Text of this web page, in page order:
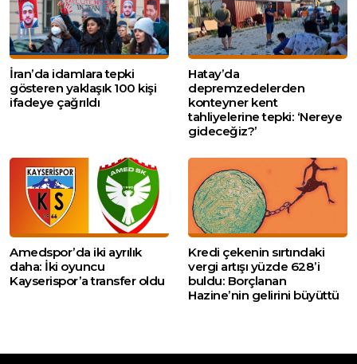
İran’da idamlara tepki
gösteren yaklaşık 100 kişi
ifadeye çağrıldı
Hatay’da
depremzedelerden
konteyner kent
tahliyelerine tepki: ‘Nereye
gideceğiz?’
Amedspor’da iki ayrılık
daha: İki oyuncu
Kayserispor’a transfer oldu
Kredi çekenin sırtındaki
vergi artışı yüzde 628’i
buldu: Borçlanan
Hazine’nin gelirini büyüttü